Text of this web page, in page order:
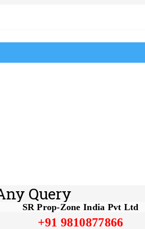
Query
SR Prop-Zone India Pvt Ltd
+91 9810877866